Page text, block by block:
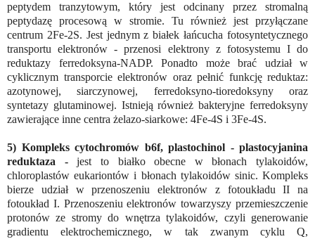
peptydem tranzytowym, który jest odcinany przez stromalną
peptydazę procesową w stromie. Tu również jest przyłączane
centrum 2Fe-2S. Jest jednym z białek łańcucha fotosyntetycznego
transportu elektronów - przenosi elektrony z fotosystemu I do
reduktazy ferredoksyna-NADP. Ponadto może brać udział w
cyklicznym transporcie elektronów oraz pełnić funkcję reduktaz:
azotynowej, siarczynowej, ferredoksyno-tioredoksyny oraz
syntetazy glutaminowej. Istnieją również bakteryjne ferredoksyny
zawierające inne centra żelazo-siarkowe: 4Fe-4S i 3Fe-4S.
5) Kompleks cytochromów b6f, plastochinol - plastocyjanina
reduktaza -jest to białko obecne w błonach tylakoidów,
chloroplastów eukariontów i błonach tylakoidów sinic. Kompleks
bierze udział w przenoszeniu elektronów z fotoukładu II na
fotoukład I. Przenoszeniu elektronów towarzyszy przemieszczenie
protonów ze stromy do wnętrza tylakoidów, czyli generowanie
gradientu elektrochemicznego, w tak zwanym cyklu Q,